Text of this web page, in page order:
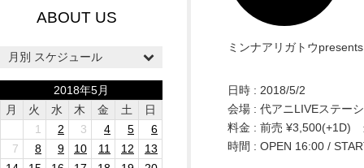
ABOUT US
月別 スケジュール
2018年5月
月
火 水 木 金 土
日
1
2 3 4 5
6
7
8 9 10 11 12
13
ミンナアリガトウ
日時 : 2018/5/2
会場 : 代アニLIVEステー
料金 : 前売 ¥3,500(+1D)
時間 : OPEN 16:00 /